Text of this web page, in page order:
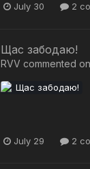
July 30 2
Щас забодаю!
RVV commented on
July 29 2